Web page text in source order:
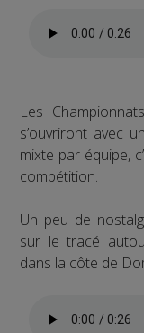
Les
s’ouvriront avec
mixte par équipe,
compétition.
Un peu de
sur le tracé
dans la côte de